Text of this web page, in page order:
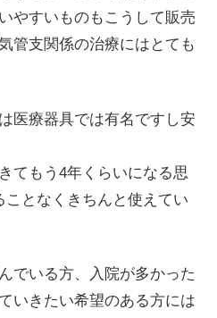
やすいものもこうして販売
管支関係の治療にはとても
医療器具では有名ですし安
てもう4年くらいになる思
となくきちんと使えてい
でいる方、入院が多かった
いきたい希望のある方には